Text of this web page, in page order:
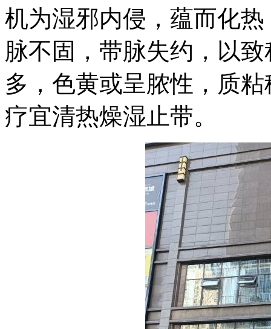
机为湿邪内侵，蕴而化
脉不固，带脉失约，以
多，色黄或呈脓性，质
疗宜清热燥湿止带。